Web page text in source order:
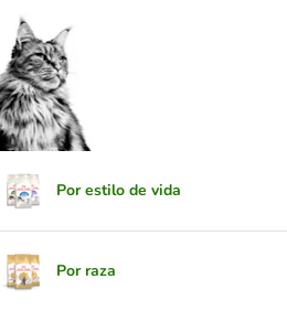
Por estilo de vida
Por raza